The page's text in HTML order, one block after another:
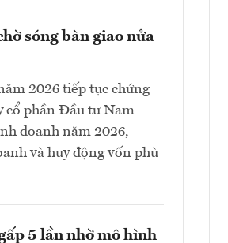
sóng bàn giao nửa
2026 tiếp tục chứng
cổ phần Đầu tư Nam
doanh năm 2026,
và huy động vốn phù
5 lần nhờ mô hình